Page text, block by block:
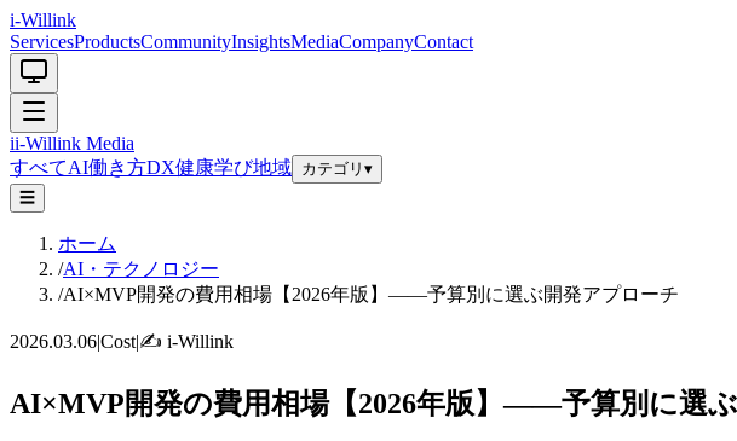
i-Willink
ServicesProductsCommunityInsightsMediaCompanyContact
ii-Willink Media
すべてAI働き方DX健康学び地域 カテゴリ ▾
☰
ホーム
/AI・テクノロジー
/AI×MVP開発の費用相場【2026年版】——予算別に選ぶ開発アプローチ
2026.03.06|Cost|✍️ i-Willink
AI×MVP開発の費用相場【2026年版】——予算別に選